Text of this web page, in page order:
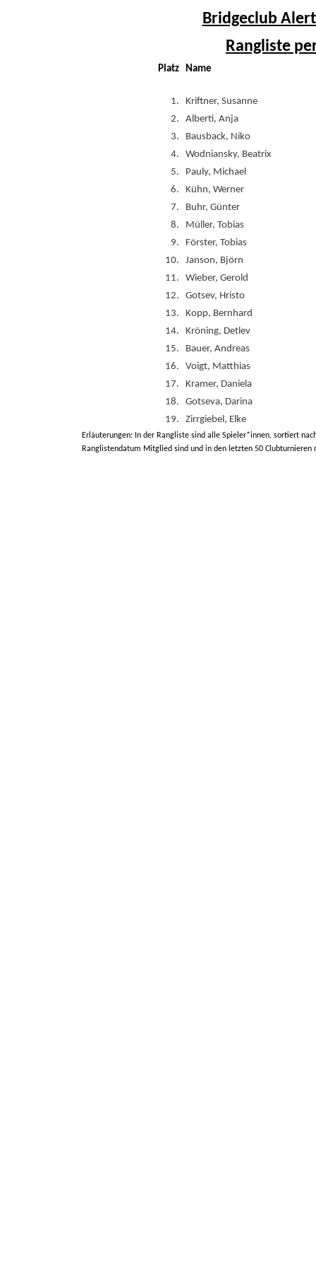
Bridgeclub
Rangliste
Platz Name
1.
Kriftner, Susanne
2.
Alberti, Anja
3.
Bausback, Niko
4.
Wodniansky, Beatrix
5.
Pauly, Michael
6.
Kühn, Werner
7.
Buhr, Günter
8.
Müller, Tobias
9.
Förster, Tobias
10.
Janson, Björn
11.
Wieber, Gerold
12.
Gotsev, Hristo
13.
Kopp, Bernhard
14.
Kröning, Detlev
15.
Bauer, Andreas
16.
Voigt, Matthias
17.
Kramer, Daniela
18.
Gotseva, Darina
19.
Zirrgiebel, Elke
Erläuterungen: In der Rangliste sind alle Spieler*innen, sortiert
Ranglistendatum Mitglied sind und in den letzten 50 Clubturnieren